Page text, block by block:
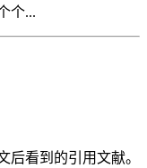
个...
后看到的引用文献。